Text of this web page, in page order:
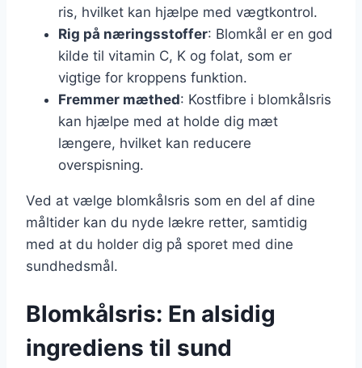
ris, hvilket kan hjælpe med vægtkontrol.
Rig på næringsstoffer: Blomkål er en god
kilde til vitamin C, K og folat, som er
vigtige for kroppens funktion.
Fremmer mæthed: Kostfibre i blomkålsris
kan hjælpe med at holde dig mæt
længere, hvilket kan reducere
overspisning.
Ved at vælge blomkålsris som en del af dine
måltider kan du nyde lækre retter, samtidig
med at du holder dig på sporet med dine
sundhedsmål.
Blomkålsris: En alsidig
ingrediens til sund